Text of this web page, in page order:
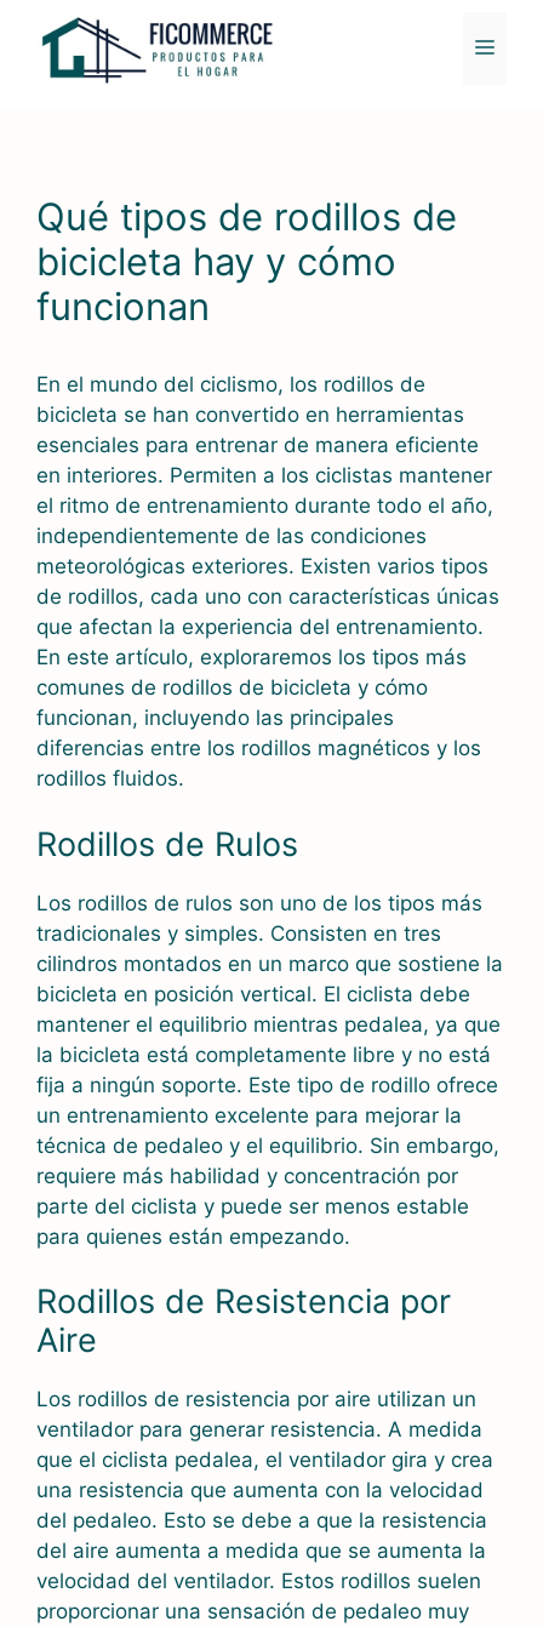
contenido
MENÚ
Qué tipos de rodillos de
bicicleta hay y cómo
funcionan
En el mundo del ciclismo, los rodillos de
bicicleta se han convertido en herramientas
esenciales para entrenar de manera eficiente
en interiores. Permiten a los ciclistas mantener
el ritmo de entrenamiento durante todo el año,
independientemente de las condiciones
meteorológicas exteriores. Existen varios tipos
de rodillos, cada uno con características únicas
que afectan la experiencia del entrenamiento.
En este artículo, exploraremos los tipos más
comunes de rodillos de bicicleta y cómo
funcionan, incluyendo las principales
diferencias entre los rodillos magnéticos y los
rodillos fluidos.
Rodillos de Rulos
Los rodillos de rulos son uno de los tipos más
tradicionales y simples. Consisten en tres
cilindros montados en un marco que sostiene la
bicicleta en posición vertical. El ciclista debe
mantener el equilibrio mientras pedalea, ya que
la bicicleta está completamente libre y no está
fija a ningún soporte. Este tipo de rodillo ofrece
un entrenamiento excelente para mejorar la
técnica de pedaleo y el equilibrio. Sin embargo,
requiere más habilidad y concentración por
parte del ciclista y puede ser menos estable
para quienes están empezando.
Rodillos de Resistencia por
Aire
Los rodillos de resistencia por aire utilizan un
ventilador para generar resistencia. A medida
que el ciclista pedalea, el ventilador gira y crea
una resistencia que aumenta con la velocidad
del pedaleo. Esto se debe a que la resistencia
del aire aumenta a medida que se aumenta la
velocidad del ventilador. Estos rodillos suelen
proporcionar una sensación de pedaleo muy